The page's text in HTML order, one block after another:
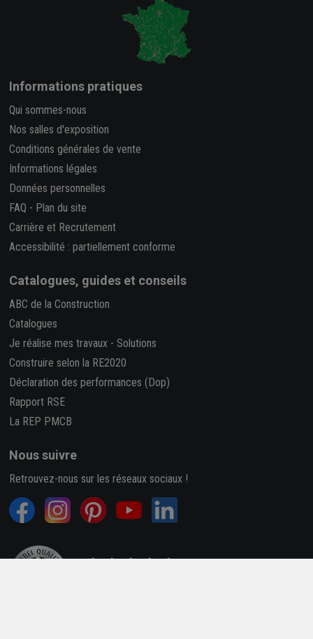
Informations pratiques
Qui sommes-nous
Nos salles d'exposition
Conditions générales de vente
Informations légales
Données personnelles
FAQ - Plan du site
Carrière et Recrutement
Accessibilité : partiellement conforme
Catalogues, guides et conseils
ABC de la Construction
Catalogues
Je réalise mes travaux - Solutions
Construire selon la RE2020
Déclaration des performances (Dop)
Rapport RSE
La REP PMCB
Nous suivre
Retrouvez-nous sur les réseaux sociaux !